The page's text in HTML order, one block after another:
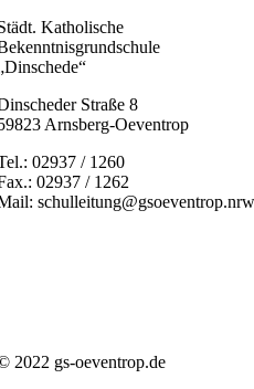
Katholische
Straße 8
Arnsberg-Oeventrop
02937 / 1260
02937 / 1262
2022 gs-oeventrop.de